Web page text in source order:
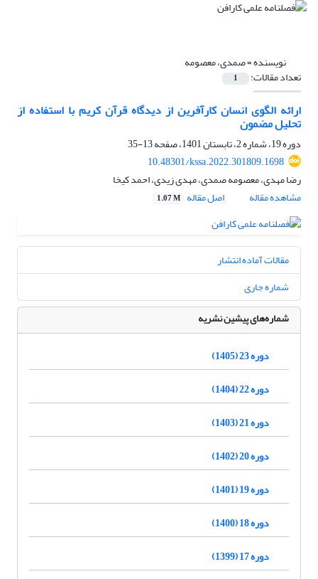
نویسنده =صمدی، معصومه
تعداد مقالات: 1
ارائه الگوی انسان کارآفرین از دیدگاه قرآن کریم با استفاده از
تحلیل مضمون
دوره 19، شماره 2، تابستان 1401، صفحه
13-35
10.48301/kssa.2022.301809.1698
رضا مهدی، معصومه صمدی، مهدی زیدی، احمد کیخا
مشاهده مقاله
اصل مقاله 1.07 M
مقالات آماده انتشار
شماره جاری
شماره‌های پیشین نشریه
دوره 23 (1405)
دوره 22 (1404)
دوره 21 (1403)
دوره 20 (1402)
دوره 19 (1401)
دوره 18 (1400)
دوره 17 (1399)